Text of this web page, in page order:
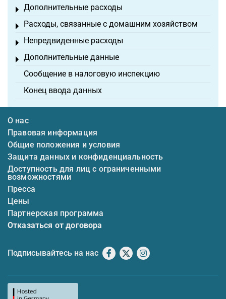
Дополнительные расходы
Toggle menu
Расходы, связанные с домашним хозяйством
Toggle menu
Непредвиденные расходы
Toggle menu
Дополнительные данные
Toggle menu
Сообщение в налоговую инспекцию
Конец ввода данных
О нас
Правовая информация
Общие положения и условия
Защита данных и конфиденциальность
Доступность для лиц с ограниченными
возможностями
Пресса
Цены
Партнерская программа
Отказаться от договора
Подписывайтесь на нас Facebook
X Instagram